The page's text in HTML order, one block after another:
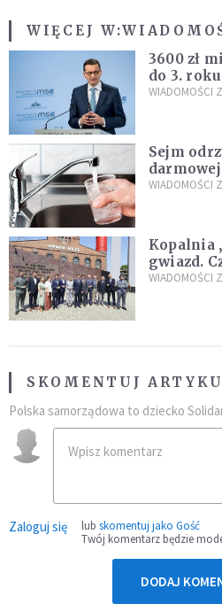
WIĘCEJ W:
3600 zł
do 3.
WIADOMOŚCI
Sejm
WIADOMOŚCI
Kopalnia
gwiazd.
„Dolina
WIADOMOŚCI
SKOMENTUJ
Polska samorządowa to dziecko
Zaloguj się lub skomentuj jako Gość
Twój komentarz będzie
DODAJ